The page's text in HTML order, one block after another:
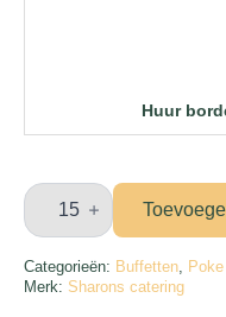
Huur
Poke
bowl
buffet
Categorieën: Buffetten,
Merk: Sharons catering